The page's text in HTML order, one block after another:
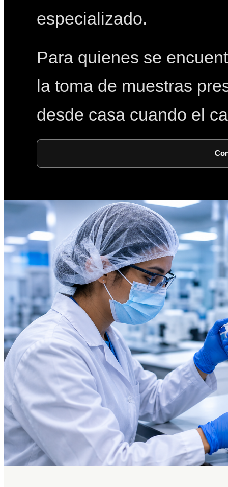
especializado.
Para quienes se
la toma de muestras
desde casa cuando el